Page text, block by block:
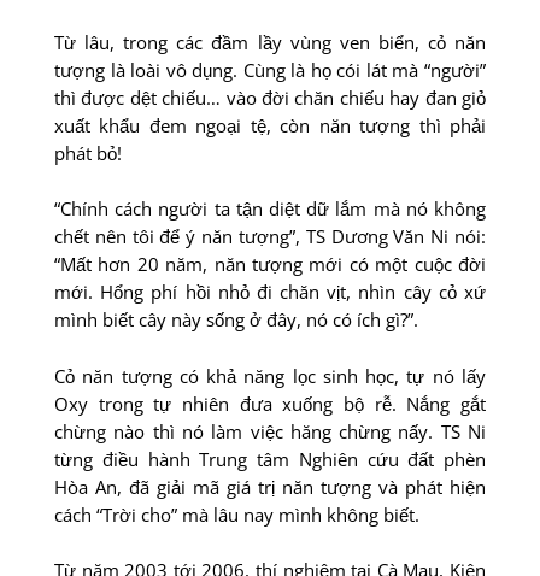
Từ lâu, trong các đầm lầy vùng ven biển, cỏ năn
tượng là loài vô dụng. Cùng là họ cói lát mà “người”
thì được dệt chiếu… vào đời chăn chiếu hay đan giỏ
xuất khẩu đem ngoại tệ, còn năn tượng thì phải
phát bỏ!
“Chính cách người ta tận diệt dữ lắm mà nó không
chết nên tôi để ý năn tượng”, TS Dương Văn Ni nói:
“Mất hơn 20 năm, năn tượng mới có một cuộc đời
mới. Hổng phí hồi nhỏ đi chăn vịt, nhìn cây cỏ xứ
mình biết cây này sống ở đây, nó có ích gì?”.
Cỏ năn tượng có khả năng lọc sinh học, tự nó lấy
Oxy trong tự nhiên đưa xuống bộ rễ. Nắng gắt
chừng nào thì nó làm việc hăng chừng nấy. TS Ni
từng điều hành Trung tâm Nghiên cứu đất phèn
Hòa An, đã giải mã giá trị năn tượng và phát hiện
cách “Trời cho” mà lâu nay mình không biết.
Từ năm 2003 tới 2006, thí nghiệm tại Cà Mau, Kiên